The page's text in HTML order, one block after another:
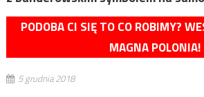
PODOBA CI SIĘ TO CO ROBIMY?
MAGNA POLONIA!
5 grudnia 2018